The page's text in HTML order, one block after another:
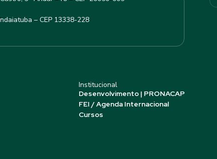
– CEP 13338-228
Institucional
Desenvolvimento | PRONACAP
FEI / Agenda Internacional
Cursos